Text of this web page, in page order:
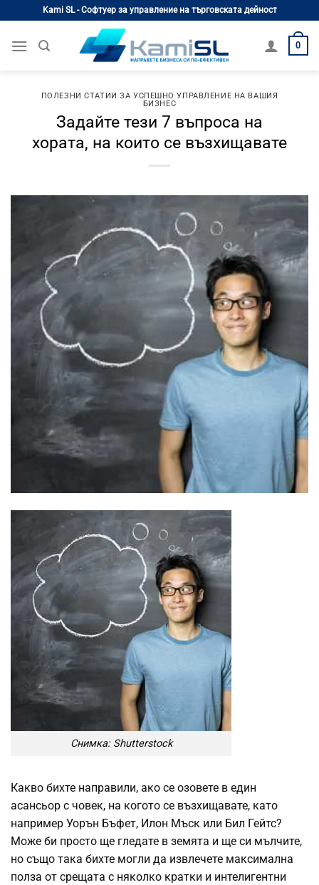
content
Kami SL - Софтуер за управление на търговската дейност
0
ПОЛЕЗНИ СТАТИИ ЗА УСПЕШНО УПРАВЛЕНИЕ НА ВАШИЯ
БИЗНЕС
Задайте тези 7 въпроса на
хората, на които се възхищавате
Снимка: Shutterstock
Какво бихте направили, ако се озовете в един
асансьор с човек, на когото се възхищавате, като
например Уорън Бъфет, Илон Мъск или Бил Гейтс?
Може би просто ще гледате в земята и ще си мълчите,
но също така бихте могли да извлечете максимална
полза от срещата с няколко кратки и интелигентни